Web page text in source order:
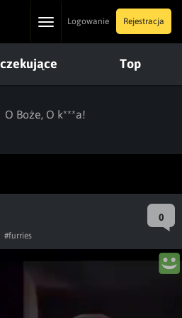
ToggleLogowanie Rejestracja
Top
O Boże, O k***a!
0
#furries